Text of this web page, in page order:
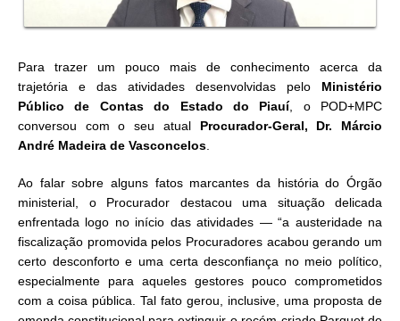
Para trazer um pouco mais de conhecimento acerca da
trajetória e das atividades desenvolvidas pelo Ministério
Público de Contas do Estado do Piauí, o POD+MPC
conversou com o seu atual Procurador-Geral, Dr. Márcio
André Madeira de Vasconcelos
Ao falar sobre alguns fatos marcantes da história do Órgão
ministerial, o Procurador destacou uma situação delicada
enfrentada logo no início das atividades — “a austeridade na
fiscalização promovida pelos Procuradores acabou gerando um
certo desconforto e uma certa desconfiança no meio político,
especialmente para aqueles gestores pouco comprometidos
com a coisa pública. Tal fato gerou, inclusive, uma proposta de